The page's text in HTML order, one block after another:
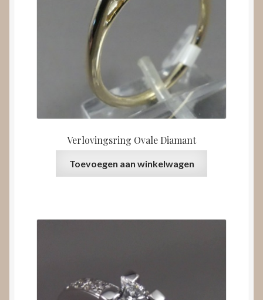
Verlovingsring Ovale Diamant
Toevoegen aan winkelwagen